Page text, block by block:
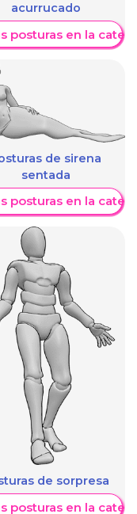
acurrucado
posturas en la
de sirena
sentada
posturas en la
de sorpresa
posturas en la